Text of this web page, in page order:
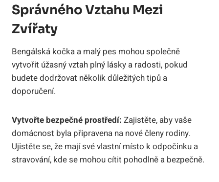
Správného Vztahu Mezi
Zvířaty
Bengálská kočka a malý pes mohou společně
vytvořit úžasný vztah plný lásky a radosti, pokud
budete dodržovat několik důležitých tipů a
doporučení.
Vytvořte bezpečné prostředí: Zajistěte, aby vaše
domácnost byla připravena na nové členy rodiny.
Ujistěte se, že mají své vlastní místo k odpočinku a
stravování, kde se mohou cítit pohodlně a bezpečně.